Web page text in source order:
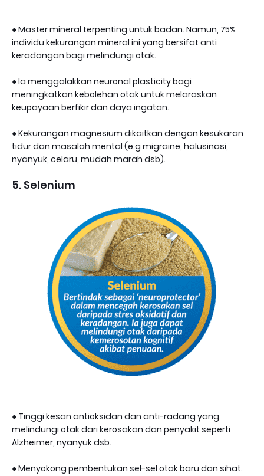
● Master mineral terpenting untuk badan. Namun, 75%
individu kekurangan mineral ini yang bersifat anti
keradangan bagi melindungi otak.
● Ia menggalakkan neuronal plasticity bagi
meningkatkan kebolehan otak untuk melaraskan
keupayaan berfikir dan daya ingatan.
● Kekurangan magnesium dikaitkan dengan kesukaran
tidur dan masalah mental (e.g migraine, halusinasi,
nyanyuk, celaru, mudah marah dsb).
5. Selenium
● Tinggi kesan antioksidan dan anti-radang yang
melindungi otak dari kerosakan dan penyakit seperti
Alzheimer, nyanyuk dsb.
● Menyokong pembentukan sel-sel otak baru dan sihat.